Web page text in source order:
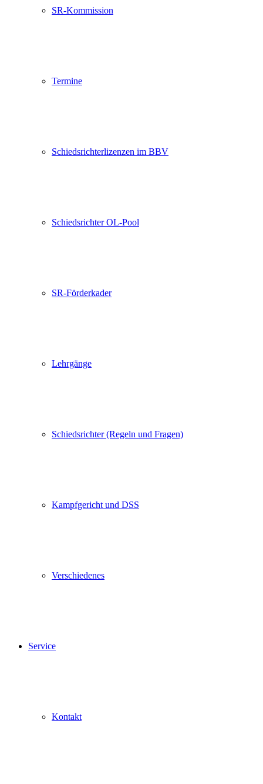
SR-Kommission
Termine
Schiedsrichterlizenzen im BBV
Schiedsrichter OL-Pool
SR-Förderkader
Lehrgänge
Schiedsrichter (Regeln und Fragen)
Kampfgericht und DSS
Verschiedenes
Service
Kontakt